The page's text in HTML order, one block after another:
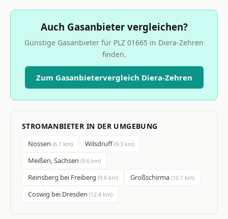
Auch Gasanbieter vergleichen?
Günstige Gasanbieter für PLZ 01665 in Diera-Zehren
finden.
Zum Gasanbietervergleich Diera-Zehren
STROMANBIETER IN DER UMGEBUNG
Nossen (6.1 km) Wilsdruff(9.3 km)
Meißen, Sachsen (9.6 km)
Reinsberg bei Freiberg (9.8 km) Großschirma (10.1 km)
Coswig bei Dresden (12.4 km)